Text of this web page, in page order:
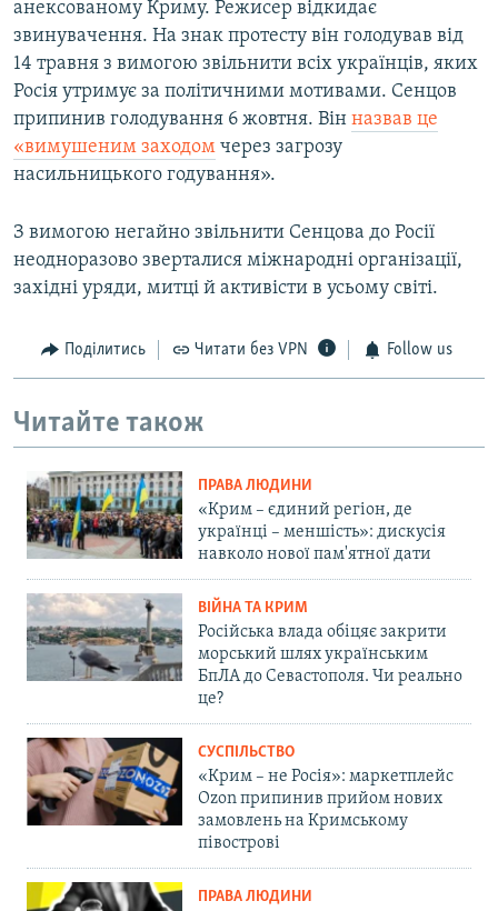
анексованому Криму. Режисер відкидає
звинувачення. На знак протесту він голодував від
14 травня з вимогою звільнити всіх українців, яких
Росія утримує за політичними мотивами. Сенцов
припинив голодування 6 жовтня. Він назвав це
«вимушеним заходом через загрозу
насильницького годування».
З вимогою негайно звільнити Сенцова до Росії
неодноразово зверталися міжнародні організації,
західні уряди, митці й активісти в усьому світі.
Поділитись Читати без VPN Follow us
Читайте також
ПРАВА ЛЮДИНИ
«Крим – єдиний регіон, де
українці – меншість»: дискусія
навколо нової пам'ятної дати
ВІЙНА ТА КРИМ
Російська влада обіцяє закрити
морський шлях українським
БпЛА до Севастополя. Чи реально
це?
СУСПІЛЬСТВО
«Крим – не Росія»: маркетплейс
Ozon припинив прийом нових
замовлень на Кримському
півострові
ПРАВА ЛЮДИНИ